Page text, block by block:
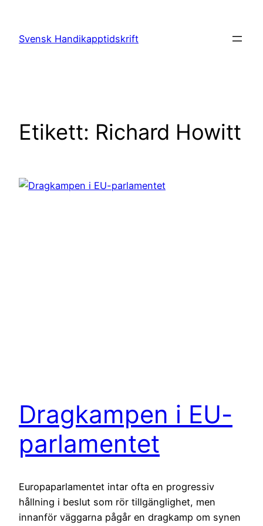
innehåll
Svensk Handikapptidskrift
Etikett: Richard Howitt
Dragkampen i EU-
parlamentet
Europaparlamentet intar ofta en progressiv
hållning i beslut som rör tillgänglighet, men
innanför väggarna pågår en dragkamp om synen